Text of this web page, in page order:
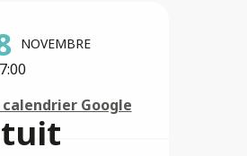
et
NOVEMBRE
Google